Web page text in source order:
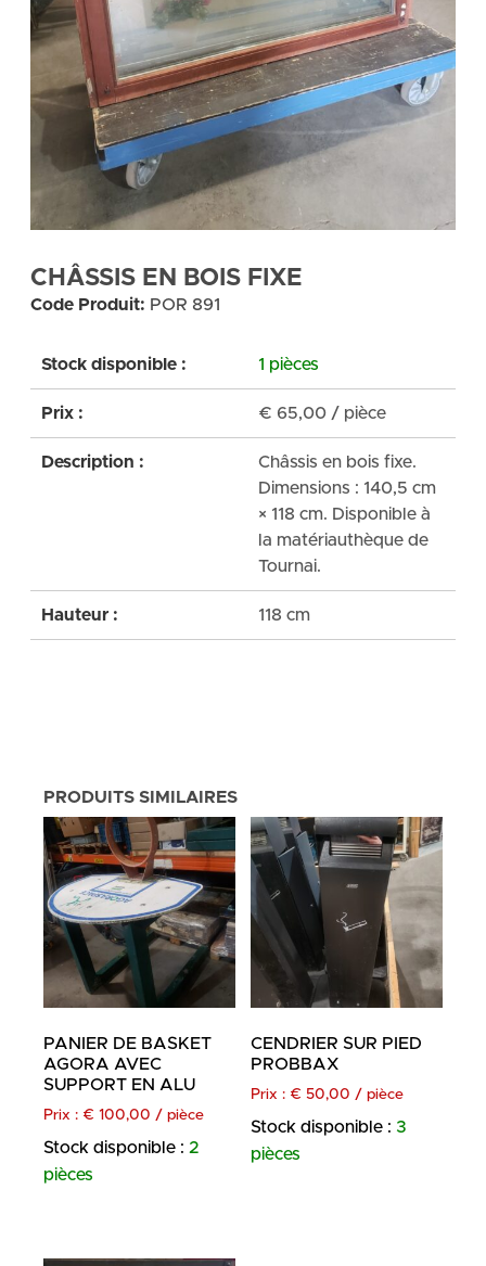
CHÂSSIS EN BOIS FIXE
Code Produit: POR 891
Stock disponible : 1 pièces
Prix : € 65,00 / pièce
Description :
Châssis en bois fixe.
Dimensions : 140,5 cm
× 118 cm. Disponible à
la matériauthèque de
Tournai.
Hauteur : 118 cm
PRODUITS SIMILAIRES
PANIER DE BASKET
AGORA AVEC
SUPPORT EN ALU
Prix : € 100,00 / pièce
Stock disponible : 2
pièces
CENDRIER SUR PIED
PROBBAX
Prix : € 50,00 / pièce
Stock disponible : 3
pièces